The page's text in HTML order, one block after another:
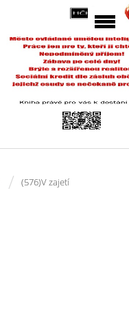
/ (576)V zajetí